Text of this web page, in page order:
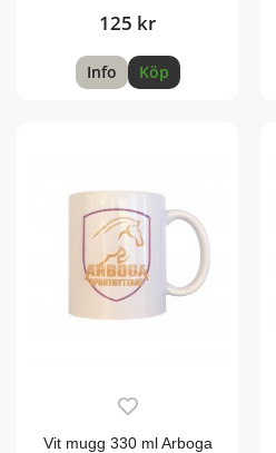
125 kr
Info Köp
Vit mugg 330 ml Arboga